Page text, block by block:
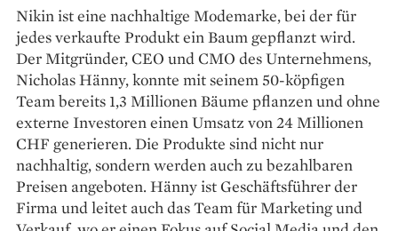
Nikin ist eine nachhaltige Modemarke, bei der für
jedes verkaufte Produkt ein Baum gepflanzt wird.
Der Mitgründer, CEO und CMO des Unternehmens,
Nicholas Hänny, konnte mit seinem 50-köpfigen
Team bereits 1,3 Millionen Bäume pflanzen und ohne
externe Investoren einen Umsatz von 24 Millionen
CHF generieren. Die Produkte sind nicht nur
nachhaltig, sondern werden auch zu bezahlbaren
Preisen angeboten. Hänny ist Geschäftsführer der
Firma und leitet auch das Team für Marketing und